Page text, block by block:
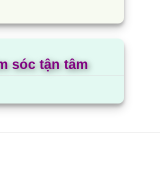
mọi nơi với những dịch vụ tốt
sản phẩmchất lượng với giá
sóc tận tâm